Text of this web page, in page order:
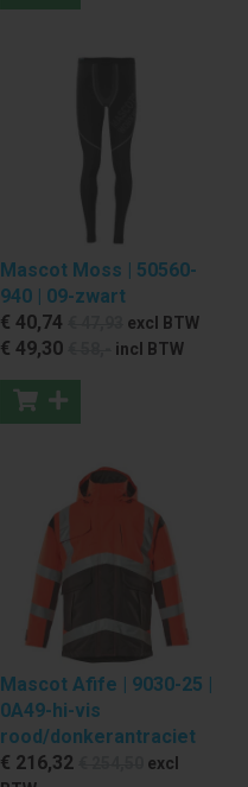
Mascot Moss | 50560-
940 | 09-zwart
€ 40,74 excl BTW
€ 49,30 incl BTW
Mascot Afife | 9030-25 |
0A49-hi-vis
rood/donkerantraciet
€ 216,32
excl